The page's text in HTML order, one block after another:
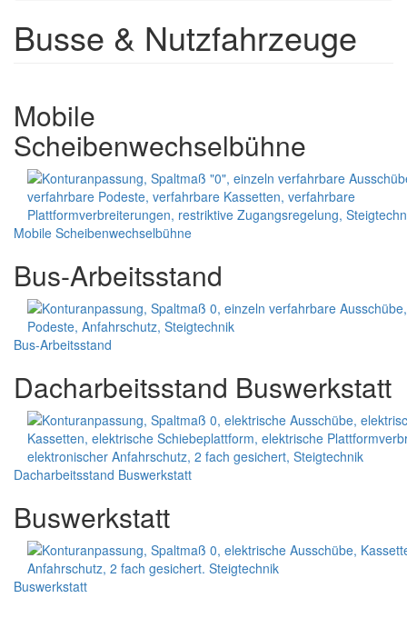
Busse & Nutzfahrzeuge
Mobile
Scheibenwechselbühne
Mobile Scheibenwechselbühne
Bus-Arbeitsstand
Bus-Arbeitsstand
Dacharbeitsstand Buswerkstatt
Dacharbeitsstand Buswerkstatt
Buswerkstatt
Buswerkstatt